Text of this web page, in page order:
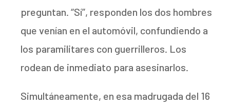
preguntan. “Sí”, responden los dos hombres
que venían en el automóvil, confundiendo a
los paramilitares con guerrilleros. Los
rodean de inmediato para asesinarlos.
Simultáneamente, en esa madrugada del 16